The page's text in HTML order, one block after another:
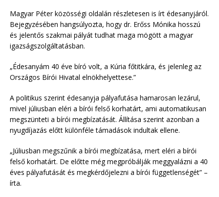
Magyar Péter közösségi oldalán részletesen is írt édesanyjáról.
Bejegyzésében hangsúlyozta, hogy dr. Erőss Mónika hosszú
és jelentős szakmai pályát tudhat maga mögött a magyar
igazságszolgáltatásban.
„Édesanyám 40 éve bíró volt, a Kúria főtitkára, és jelenleg az
Országos Bírói Hivatal elnökhelyettese.”
A politikus szerint édesanyja pályafutása hamarosan lezárul,
mivel júliusban eléri a bírói felső korhatárt, ami automatikusan
megszünteti a bírói megbízatását. Állítása szerint azonban a
nyugdíjazás előtt különféle támadások indultak ellene.
„Júliusban megszűnik a bírói megbízatása, mert eléri a bírói
felső korhatárt. De előtte még megpróbálják meggyalázni a 40
éves pályafutását és megkérdőjelezni a bírói függetlenségét” –
írta.